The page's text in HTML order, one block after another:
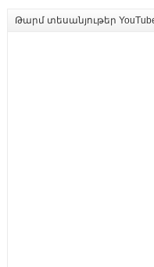
Թարմ տեսանյութեր